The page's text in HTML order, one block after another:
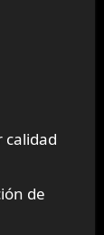
calidad
de